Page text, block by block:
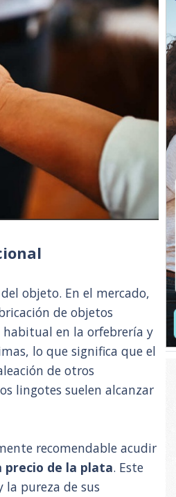
objeto. En el mercado,
de objetos
habitual en la orfebrería y
lo que significa que el
de otros
lingotes suelen alcanzar
recomendable acudir
precio de la plata. Este
pureza de sus